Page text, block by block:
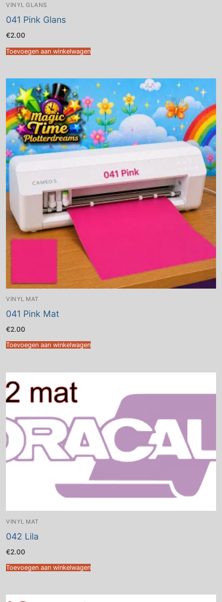
VINYL GLANS
041 Pink Glans
€2.00
Toevoegen aan winkelwagen
VINYL MAT
041 Pink Mat
€2.00
Toevoegen aan winkelwagen
VINYL MAT
042 Lila
€2.00
Toevoegen aan winkelwagen